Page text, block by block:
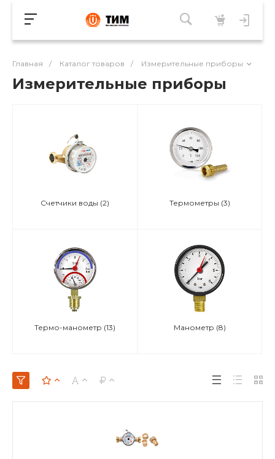
Главная / Каталог товаров / Измерительные приборы
Измерительные приборы
Счетчики воды (2) Термометры (3)
Термо-манометр (13) Манометр (8)